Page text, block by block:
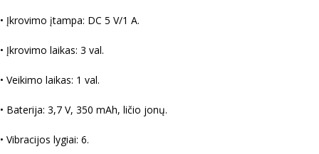
• Įkrovimo įtampa: DC 5 V/1 A.
• Įkrovimo laikas: 3 val.
• Veikimo laikas: 1 val.
• Baterija: 3,7 V, 350 mAh, ličio jonų.
• Vibracijos lygiai: 6.